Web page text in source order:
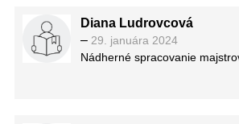
Diana Ludrovcová
– 29. januára 2024
Nádherné spracovanie